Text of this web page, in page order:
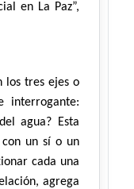
en La Paz”,
los tres ejes o
interrogante:
agua? Esta
con un sí o un
cada una
agrega